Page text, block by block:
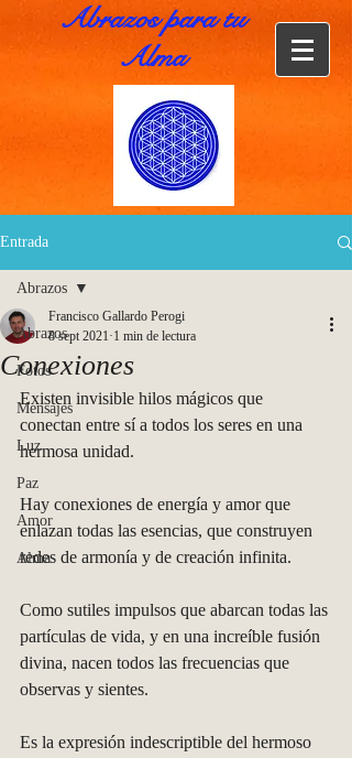
Abrazos para tu
Alma
Entrada
Abrazos
Fotos
Mensajes
Luz
Paz
Amor
Alma
Abrazos
Conexiones
Francisco Gallardo Perogi
8 sept 2021 1 min de lectura
Existen invisible hilos mágicos que
conectan entre sí a todos los seres en una
hermosa unidad.
Hay conexiones de energía y amor que
enlazan todas las esencias, que construyen
redes de armonía y de creación infinita.
Como sutiles impulsos que abarcan todas las
partículas de vida, y en una increíble fusión
divina, nacen todos las frecuencias que
observas y sientes.
Es la expresión indescriptible del hermoso